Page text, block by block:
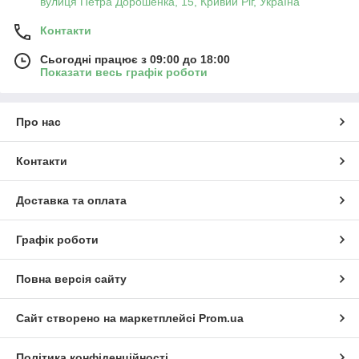
Контакти
Сьогодні працює з 09:00 до 18:00
Показати весь графік роботи
Про нас
Контакти
Доставка та оплата
Графік роботи
Повна версія сайту
Сайт створено на маркетплейсі Prom.ua